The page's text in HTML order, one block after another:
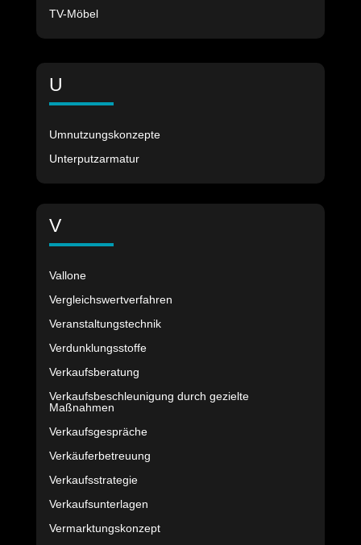
TV-Möbel
U
Umnutzungskonzepte
Unterputzarmatur
V
Vallone
Vergleichswertverfahren
Veranstaltungstechnik
Verdunklungsstoffe
Verkaufsberatung
Verkaufsbeschleunigung durch gezielte
Maßnahmen
Verkaufsgespräche
Verkäuferbetreuung
Verkaufsstrategie
Verkaufsunterlagen
Vermarktungskonzept